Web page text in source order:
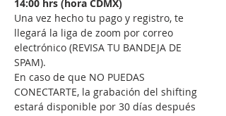
14:00 hrs (hora CDMX)
Una vez hecho tu pago y registro, te
llegará la liga de zoom por correo
electrónico (REVISA TU BANDEJA DE
SPAM).
En caso de que NO PUEDAS
CONECTARTE, la grabación del shifting
estará disponible por 30 días después